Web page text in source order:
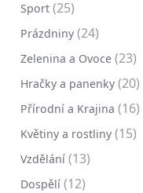
Sport (25)
Prázdniny (24)
Zelenina a Ovoce (23)
Hračky a panenky (20)
Přírodní a Krajina (16)
Květiny a rostliny (15)
Vzdělání (13)
Dospělí (12)